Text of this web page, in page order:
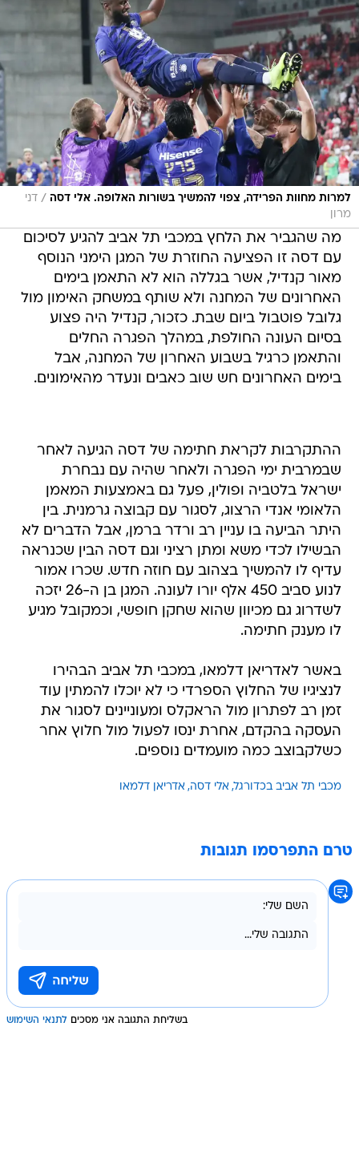
למרות מחוות הפרידה, צפוי להמשיך בשורות האלופה. אלי דסה / דני
מרון
מה שהגביר את הלחץ במכבי תל אביב להגיע לסיכום
עם דסה זו הפציעה החוזרת של המגן הימני הנוסף
מאור קנדיל, אשר בגללה הוא לא התאמן בימים
האחרונים של המחנה ולא שותף במשחק האימון מול
גלובל פוטבול ביום שבת. כזכור, קנדיל היה פצוע
בסיום העונה החולפת, במהלך הפגרה החלים
והתאמן כרגיל בשבוע האחרון של המחנה, אבל
בימים האחרונים חש שוב כאבים ונעדר מהאימונים.
ההתקרבות לקראת חתימה של דסה הגיעה לאחר
שבמרבית ימי הפגרה ולאחר שהיה עם נבחרת
ישראל בלטביה ופולין, פעל גם באמצעות המאמן
הלאומי אנדי הרצוג, לסגור עם קבוצה גרמנית. בין
היתר הביעה בו עניין רב ורדר ברמן, אבל הדברים לא
הבשילו לכדי משא ומתן רציני וגם דסה הבין שכנראה
עדיף לו להמשיך בצהוב עם חוזה חדש. שכרו אמור
לנוע סביב 450 אלף יורו לעונה. המגן בן ה-26 יזכה
לשדרוג גם מכיוון שהוא שחקן חופשי, וכמקובל מגיע
לו מענק חתימה.
באשר לאדריאן דלמאו, במכבי תל אביב הבהירו
לנציגיו של החלוץ הספרדי כי לא יוכלו להמתין עוד
זמן רב לפתרון מול הראקלס ומעוניינים לסגור את
העסקה בהקדם, אחרת ינסו לפעול מול חלוץ אחר
כשלקבוצב כמה מועמדים נוספים.
מכבי תל אביב בכדורגל אלי דסה אדריאן דלמאו
טרם התפרסמו תגובות
בשליחת התגובה אני מסכים לתנאי השימוש